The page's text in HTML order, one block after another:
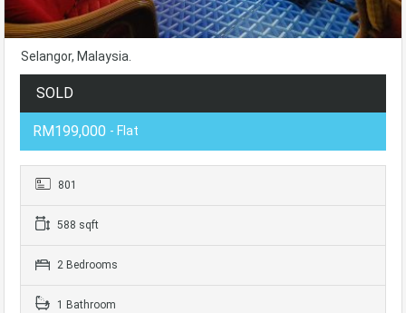
Selangor, Malaysia.
SOLD
RM199,000 - Flat
801
588 sqft
2 Bedrooms
1 Bathroom